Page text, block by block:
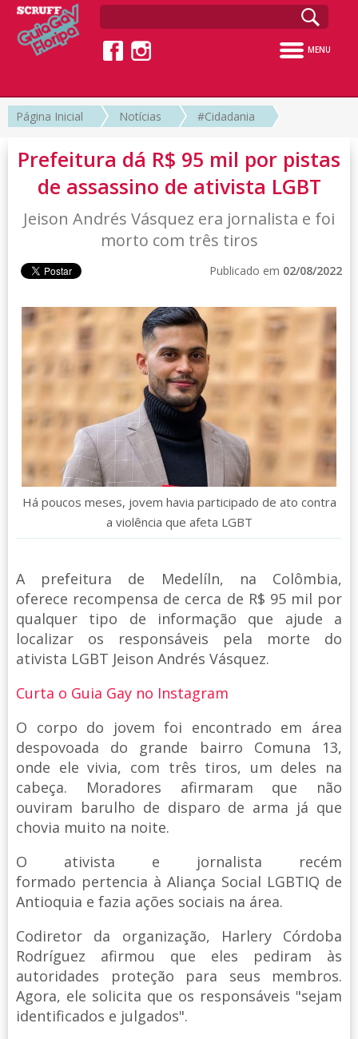
MENU
Página Inicial Notícias #Cidadania
Prefeitura dá R$ 95 mil por pistas
de assassino de ativista LGBT
Jeison Andrés Vásquez era jornalista e foi
morto com três tiros
Publicado em 02/08/2022
Há poucos meses, jovem havia participado de ato contra
a violência que afeta LGBT
A prefeitura de Medelíln, na Colômbia,
oferece recompensa de cerca de R$ 95 mil por
qualquer tipo de informação que ajude a
localizar os responsáveis pela morte do
ativista LGBT Jeison Andrés Vásquez.
Curta o Guia Gay no Instagram
O corpo do jovem foi encontrado em área
despovoada do grande bairro Comuna 13,
onde ele vivia, com três tiros, um deles na
cabeça. Moradores afirmaram que não
ouviram barulho de disparo de arma já que
chovia muito na noite.
O ativista e jornalista recém
formado pertencia à Aliança Social LGBTIQ de
Antioquia e fazia ações sociais na área.
Codiretor da organização, Harlery Córdoba
Rodríguez afirmou que eles pediram às
autoridades proteção para seus membros.
Agora, ele solicita que os responsáveis "sejam
identificados e julgados".